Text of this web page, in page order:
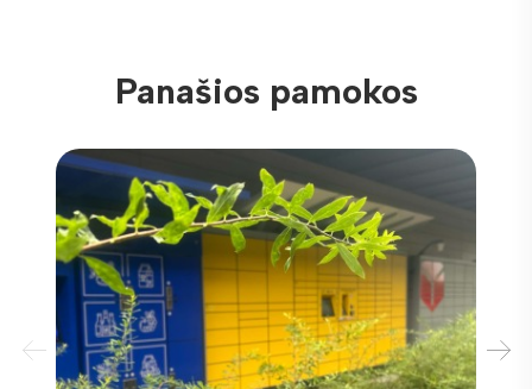
Panašios pamokos